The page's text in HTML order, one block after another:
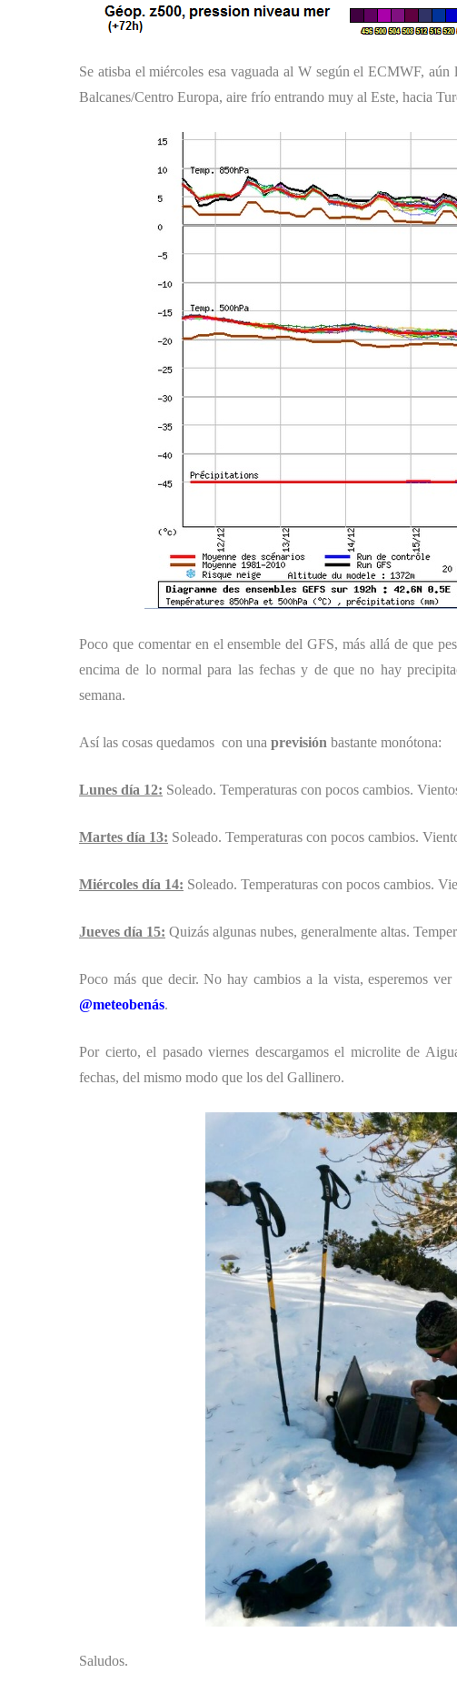
Se atisba el miércoles esa vaguada al W según el ECMWF,
Balcanes/Centro Europa, aire frío entrando muy al Este, hacia
Poco que comentar en el ensemble del GFS, más allá de que
encima de lo normal para las fechas y de que no hay
semana.
Así las cosas quedamos con una previsión bastante monótona:
Lunes día 12: Soleado. Temperaturas con pocos cambios.
Martes día 13: Soleado. Temperaturas con pocos cambios.
Miércoles día 14: Soleado. Temperaturas con pocos cambios.
Jueves día 15: Quizás algunas nubes, generalmente altas.
Poco más que decir. No hay cambios a la vista, esperemos
@meteobenás.
Por cierto, el pasado viernes descargamos el microlite de
fechas, del mismo modo que los del Gallinero.
Saludos.